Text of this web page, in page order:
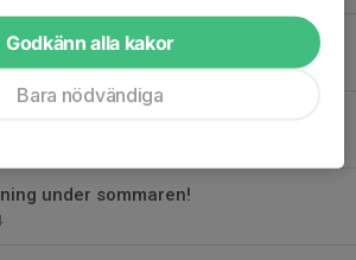
HÖST 2024
under sommaren!
Godkänn alla kakor
Bara nödvändiga